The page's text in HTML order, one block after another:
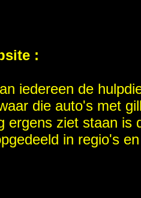
:
iedereen de
die auto's met
ergens ziet staan is
in regio's